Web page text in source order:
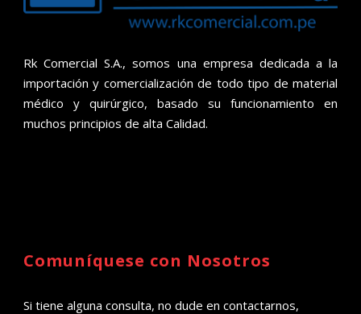
Rk Comercial S.A., somos una empresa dedicada a la
importación y comercialización de todo tipo de material
médico y quirúrgico, basado su funcionamiento en
muchos principios de alta Calidad.
Comuníquese con Nosotros
Si tiene alguna consulta, no dude en contactarnos,